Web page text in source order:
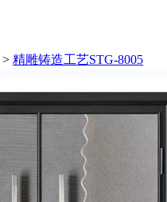
> 精雕铸造工艺STG-8005